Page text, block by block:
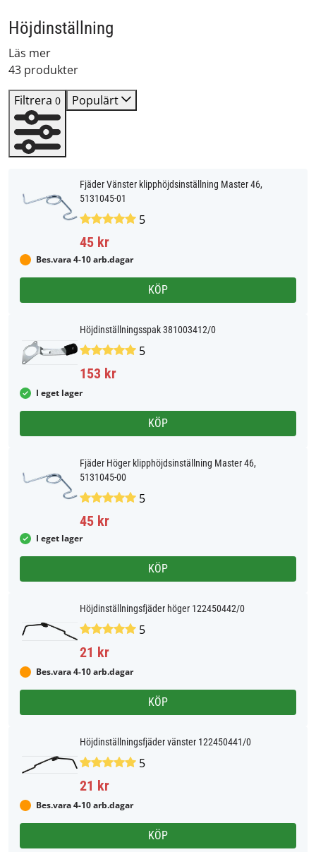
Höjdinställning
Läs mer
43 produkter
Filtrera 0 Populärt
Fjäder Vänster klipphöjdsinställning Master 46,
5131045-01
5
45 kr
Bes.vara 4-10 arb.dagar
KÖP
Höjdinställningsspak 381003412/0
5
153 kr
I eget lager
KÖP
Fjäder Höger klipphöjdsinställning Master 46,
5131045-00
5
45 kr
I eget lager
KÖP
Höjdinställningsfjäder höger 122450442/0
5
21 kr
Bes.vara 4-10 arb.dagar
KÖP
Höjdinställningsfjäder vänster 122450441/0
5
21 kr
Bes.vara 4-10 arb.dagar
KÖP